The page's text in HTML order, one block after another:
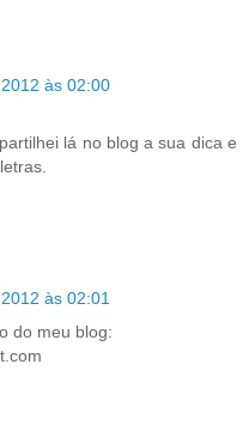
às 02:00
lá no blog a sua dica e
às 02:01
do meu blog: